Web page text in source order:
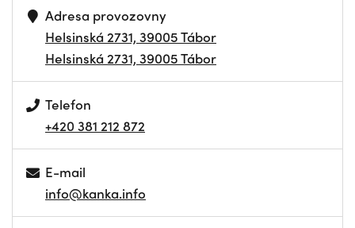
Adresa provozovny
Helsinská 2731, 39005 Tábor
Helsinská 2731, 39005 Tábor
Telefon
+420 381 212 872
E-mail
info@kanka.info